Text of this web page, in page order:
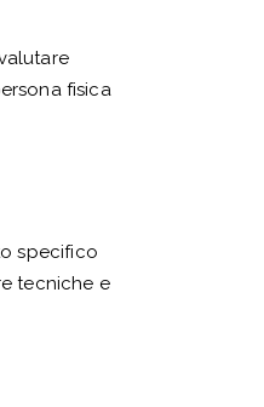
fisica
specifico
tecniche e